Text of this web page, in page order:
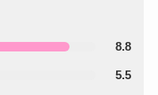
8.8
5.5